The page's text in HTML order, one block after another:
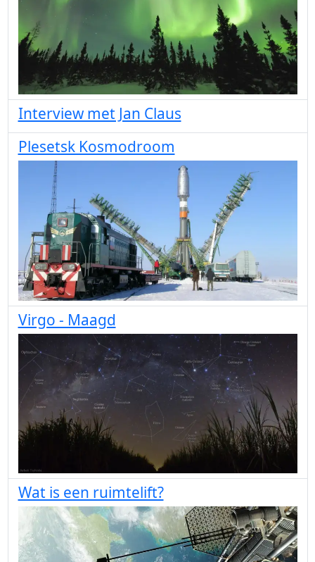
Interview met Jan Claus
Plesetsk Kosmodroom
Virgo - Maagd
Wat is een ruimtelift?